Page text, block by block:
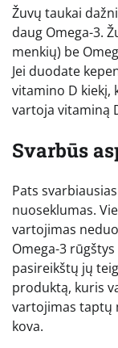
Žuvų taukai
daug Omega-3.
menkių) be
Jei duodate
vitamino D kiekį,
vartoja vitaminą
Svarbūs
Pats
nuoseklumas.
vartojimas
Omega-3
pasireikštų jų
produktą, kuris
vartojimas taptų
kova.